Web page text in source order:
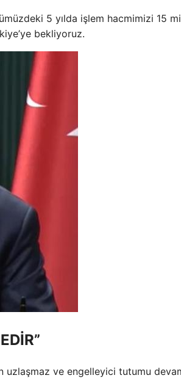
5 yılda işlem hacmimizi 15
bekliyoruz.
uzlaşmaz ve engelleyici tutumu